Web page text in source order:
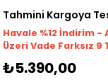
Tahmini Kargoya
Havale %12 İndirim -
Üzeri Vade Farksız 9
₺5.390,00